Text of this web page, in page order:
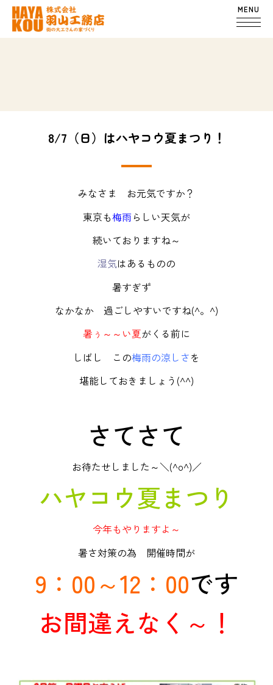
MENU
8/7（日）はハヤコウ夏まつり！
みなさま お元気ですか？
東京も梅雨らしい天気が
続いておりますね～
湿気はあるものの
暑すぎず
なかなか 過ごしやすいですね(^。^)
暑ぅ～～い夏がくる前に
しばし この梅雨の涼しさを
堪能しておきましょう(^^)
さてさて
お待たせしました～＼(^o^)／
ハヤコウ夏まつり
今年もやりますよ～
暑さ対策の為 開催時間が
9：00～12：00です
お間違えなく～！